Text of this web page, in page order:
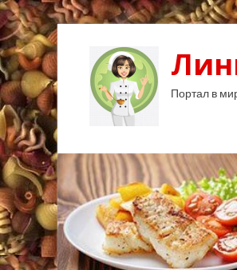
Портал в